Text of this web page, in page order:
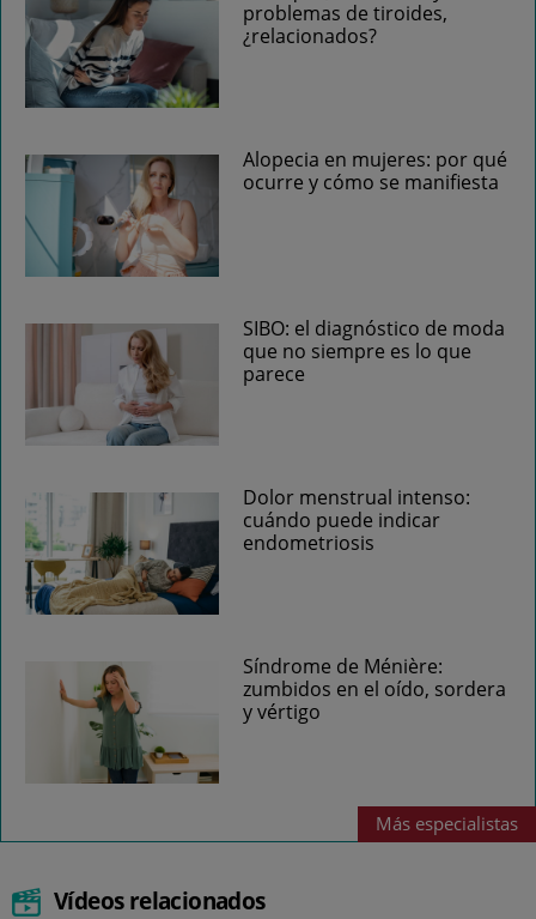
problemas de tiroides,
¿relacionados?
Alopecia en mujeres: por qué
ocurre y cómo se manifiesta
SIBO: el diagnóstico de moda
que no siempre es lo que
parece
Dolor menstrual intenso:
cuándo puede indicar
endometriosis
Síndrome de Ménière:
zumbidos en el oído, sordera
y vértigo
Más especialistas
Vídeos relacionados